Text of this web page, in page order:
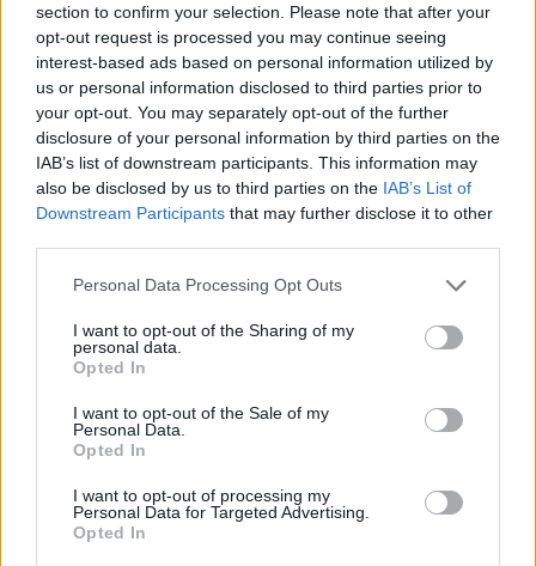
section to confirm your selection. Please note that after your
opt-out request is processed you may continue seeing
interest-based ads based on personal information utilized by
us or personal information disclosed to third parties prior to
your opt-out. You may separately opt-out of the further
disclosure of your personal information by third parties on the
IAB’s list of downstream participants. This information may
also be disclosed by us to third parties on the IAB’s List of
Downstream Participants that may further disclose it to other
Please note that this website/app uses one or more Google
not limited to your visit or usage behaviour. You may click to
grant or deny consent to Google and its third-party tags to
use your data for below specified purposes in below Google
consent section.
Personal Data Processing Opt Outs
I want to opt-out of the Sharing of my
personal data.
Opted In
I want to opt-out of the Sale of my
Personal Data.
Opted In
I want to opt-out of processing my
Personal Data for Targeted Advertising.
Opted In
Β) Την 18.03.2025 ολοκλήρωσε την απόκτηση
ενός οικοπέδου επιφάνειας 1.500,38 τ.μ. το οποίο
βρίσκεται εντός οικισμού στην Νάουσα Πάρου
στη θέση «ΑΓΙΟΣ ΓΕΩΡΓΙΟΣ» και είναι όμορο
στην ιδιοκτησία της Εταιρείας επί της οποίας
λειτουργεί το ξενοδοχείο «Mr & Mrs White
Paros». Το τίμημα για την αγορά του οικοπέδου
ανήλθε σε 1,25 εκατ. ευρώ. Η Εταιρεία σκοπεύει
να επεκτείνει το ξενοδοχείο της στο νέο
Η αξία του χαρτοφυλακίου ακινήτων αναλύεται σε
32% logistics, 28% κτίρια γραφείων και μικτής
χρήσης (γραφεία με ισόγεια καταστήματα), 26%
καταστήματα, 12% ξενοδοχεία και 2% ειδικές
χρήσεις.